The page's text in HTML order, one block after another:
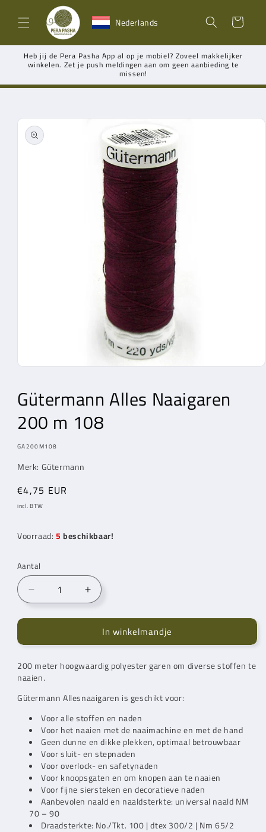
naar de
content Nederlands Winkelwagen
Heb jij de Pera Pasha App al op je mobiel? Zoveel makkelijker
winkelen. Zet je push meldingen aan om geen aanbieding te
missen!
direct naar
in
modaal
Gütermann Alles Naaigaren
200 m 108
MODEL:
GA200M108
Merk: Gütermann
Normale
prijs
€4,75 EUR
incl. BTW
Voorraad: 5 beschikbaar!
Aantal
Aantal
verlagen
voor
Alles
200
m
108
Aantal
verhogen
voor
Gütermann
Alles
200
108
In winkelmandje
200 meter hoogwaardig polyester garen om diverse stoffen te
naaien.
Gütermann Allesnaaigaren is geschikt voor:
Voor alle stoffen en naden
Voor het naaien met de naaimachine en met de hand
Geen dunne en dikke plekken, optimaal betrouwbaar
Voor sluit- en stepnaden
Voor overlock- en safetynaden
Voor knoopsgaten en om knopen aan te naaien
Voor fijne siersteken en decoratieve naden
Aanbevolen naald en naaldsterkte: universal naald NM
70 – 90
Draadsterkte: No./Tkt. 100 | dtex 300/2 | Nm 65/2